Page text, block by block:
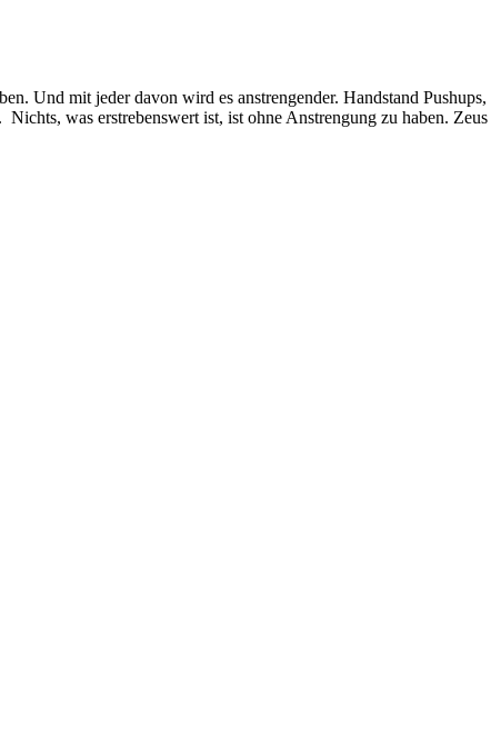
Und mit jeder davon wird es anstrengender. Handstand Pushups,
was erstrebenswert ist, ist ohne Anstrengung zu haben. Zeus